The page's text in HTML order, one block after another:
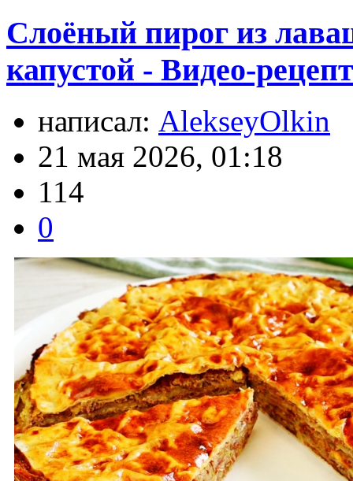
Слоёный пирог из
капустой - Видео-рецепт
написал: AlekseyOlkin
21 мая 2026, 01:18
114
0